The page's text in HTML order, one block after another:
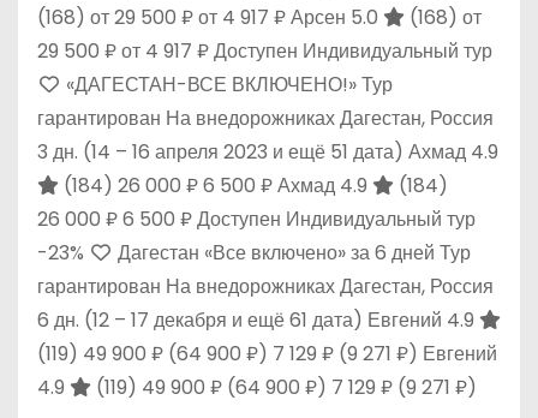
(168) от 29 500 ₽от 4 917 ₽Арсен 5.0 (168) от
29 500 ₽от 4 917 ₽Доступен Индивидуальный тур
«ДАГЕСТАН-ВСЕ ВКЛЮЧЕНО!» Тур
гарантирован На внедорожниках Дагестан, Россия
3 дн. (14 – 16 апреля 2023 и ещё 51 дата) Ахмад 4.9
(184) 26 000 ₽6 500 ₽Ахмад 4.9
(184)
26 000 ₽6 500 ₽Доступен Индивидуальный тур
-23%
Дагестан «Все включено» за 6 дней Тур
гарантирован На внедорожниках Дагестан, Россия
6 дн. (12 – 17 декабря и ещё 61 дата) Евгений 4.9
(119) 49 900 ₽ (64 900 ₽) 7 129 ₽ (9 271 ₽) Евгений
4.9
(119) 49 900 ₽ (64 900 ₽) 7 129 ₽ (9 271 ₽)